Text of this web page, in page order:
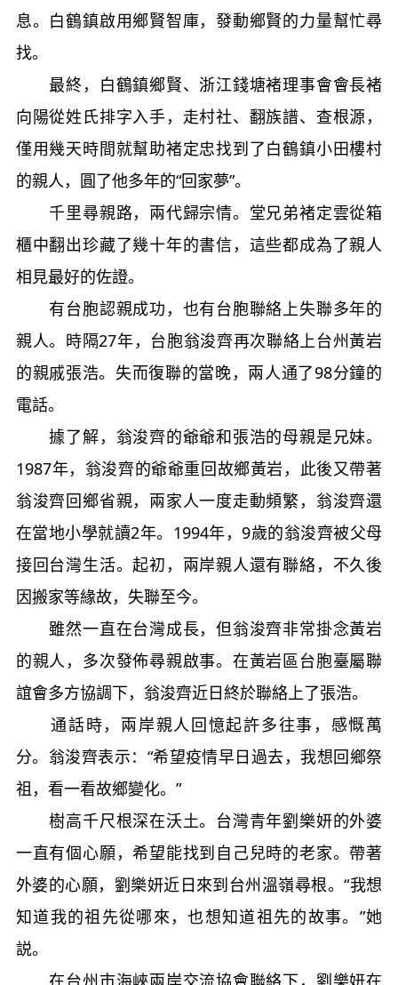
息。白鶴鎮啟用鄉賢智庫，發動鄉賢的力量幫忙尋
找。
最終，白鶴鎮鄉賢、浙江錢塘褚理事會會長褚
向陽從姓氏排字入手，走村社、翻族譜、查根源，
僅用幾天時間就幫助褚定忠找到了白鶴鎮小田樓村
的親人，圓了他多年的“回家夢”。
千里尋親路，兩代歸宗情。堂兄弟褚定雲從箱
櫃中翻出珍藏了幾十年的書信，這些都成為了親人
相見最好的佐證。
有台胞認親成功，也有台胞聯絡上失聯多年的
親人。時隔27年，台胞翁浚齊再次聯絡上台州黃岩
的親戚張浩。失而復聯的當晚，兩人通了98分鐘的
電話。
據了解，翁浚齊的爺爺和張浩的母親是兄妹。
1987年，翁浚齊的爺爺重回故鄉黃岩，此後又帶著
翁浚齊回鄉省親，兩家人一度走動頻繁，翁浚齊還
在當地小學就讀2年。1994年，9歲的翁浚齊被父母
接回台灣生活。起初，兩岸親人還有聯絡，不久後
因搬家等緣故，失聯至今。
雖然一直在台灣成長，但翁浚齊非常掛念黃岩
的親人，多次發佈尋親啟事。在黃岩區台胞臺屬聯
誼會多方協調下，翁浚齊近日終於聯絡上了張浩。
通話時，兩岸親人回憶起許多往事，感慨萬
分。翁浚齊表示：“希望疫情早日過去，我想回鄉祭
祖，看一看故鄉變化。”
樹高千尺根深在沃土。台灣青年劉樂妍的外婆
一直有個心願，希望能找到自己兒時的老家。帶著
外婆的心願，劉樂妍近日來到台州溫嶺尋根。“我想
知道我的祖先從哪來，也想知道祖先的故事。”她
説。
在台州市海峽兩岸交流協會聯絡下，劉樂妍在